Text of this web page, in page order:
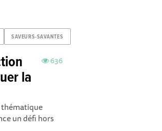
SAVEURS-SAVANTES
636
la
thématique
un défi hors